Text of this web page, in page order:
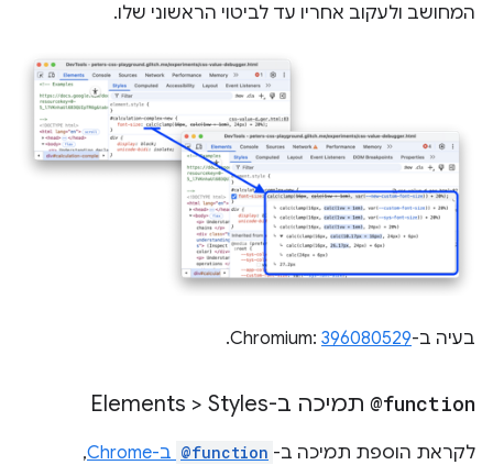
המחושב ולעקוב אחריו עד לביטוי הראשוני שלו.
בעיה ב-Chromium:396080529
.
@function תמיכה ב-Elements > Styles
לקראת הוספת תמיכה ב- @function ב-Chrome
,